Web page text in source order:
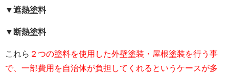
▼遮熱塗料
▼断熱塗料
これら ２つの塗料を使用した外壁塗装・屋根塗装を行う事
で、 一部費用を自治体が負担してくれるというケースが多